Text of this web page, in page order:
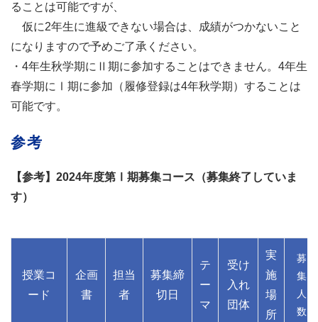
ることは可能ですが、
仮に2年生に進級できない場合は、成績がつかないこと
になりますので予めご了承ください。
・4年生秋学期にⅡ期に参加することはできません。4年生
春学期にⅠ期に参加（履修登録は4年秋学期）することは
可能です。
参考
【参考】2024年度第Ⅰ期募集コース（募集終了していま
す）
授業コ
ード
企画
書
担当
者
募集締
切日
テ
ー
マ
受け
入れ
団体
実
施
場
所
募
集
人
数